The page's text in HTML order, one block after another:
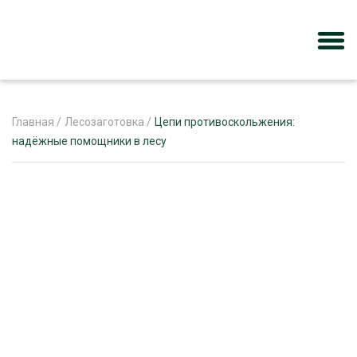
Главная / Лесозаготовка / Цепи противоскольжения:
надёжные помощники в лесу